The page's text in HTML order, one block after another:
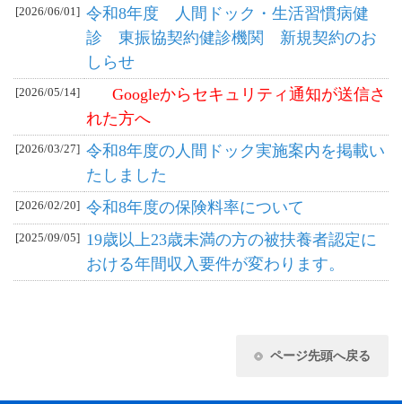
[2026/06/01] 令和8年度 人間ドック・生活習慣病健
診 東振協契約健診機関 新規契約のお
しらせ
[2026/05/14]
Googleからセキュリティ通知が送信さ
れた方へ
[2026/03/27] 令和8年度の人間ドック実施案内を掲載い
たしました
[2026/02/20] 令和8年度の保険料率について
[2025/09/05] 19歳以上23歳未満の方の被扶養者認定に
おける年間収入要件が変わります。
ページ先頭へ戻る